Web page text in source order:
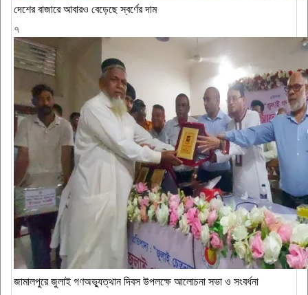
দেশের বাজারে আবারও বেড়েছে স্বর্ণের দাম
৭
জামালপুরে জুলাই গণঅভ্যুত্থান দিবস উপলক্ষে আলোচনা সভা ও সংবর্ধনা